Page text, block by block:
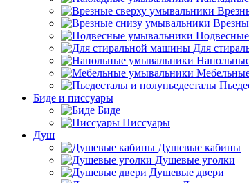
Для
Биде и писсуары
Биде
Писсуары
Душ
Душевые кабины
Душевые уголки
Душевые двери